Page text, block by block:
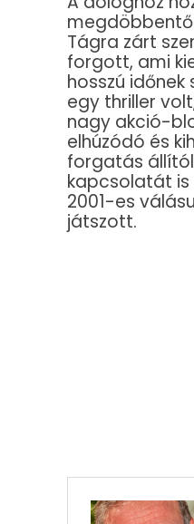
Tágra zárt
forgott, ami
hosszú
egy thriller
nagy akció-
elhúzódó és
forgatás
kapcsolatát is
2001-es
játszott.